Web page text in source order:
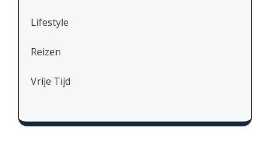
Lifestyle
Reizen
Vrije Tijd